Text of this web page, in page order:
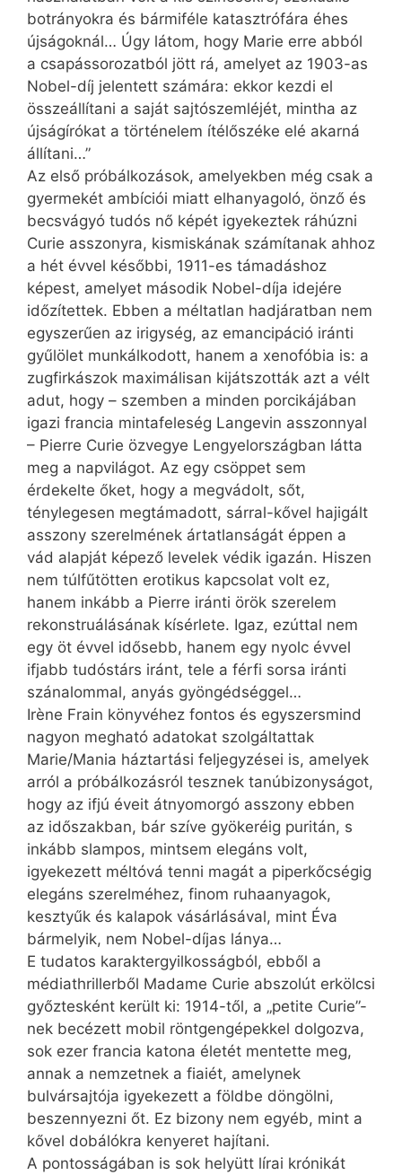
botrányokra és bármiféle katasztrófára éhes
újságoknál… Úgy látom, hogy Marie erre abból
a csapássorozatból jött rá, amelyet az 1903-as
Nobel-díj jelentett számára: ekkor kezdi el
összeállítani a saját sajtószemléjét, mintha az
újságírókat a történelem ítélőszéke elé akarná
állítani…”
Az első próbálkozások, amelyekben még csak a
gyermekét ambíciói miatt elhanyagoló, önző és
becsvágyó tudós nő képét igyekeztek ráhúzni
Curie asszonyra, kismiskának számítanak ahhoz
a hét évvel későbbi, 1911-es támadáshoz
képest, amelyet második Nobel-díja idejére
időzítettek. Ebben a méltatlan hadjáratban nem
egyszerűen az irigység, az emancipáció iránti
gyűlölet munkálkodott, hanem a xenofóbia is: a
zugfirkászok maximálisan kijátszották azt a vélt
adut, hogy – szemben a minden porcikájában
igazi francia mintafeleség Langevin asszonnyal
– Pierre Curie özvegye Lengyelországban látta
meg a napvilágot. Az egy csöppet sem
érdekelte őket, hogy a megvádolt, sőt,
ténylegesen megtámadott, sárral-kővel hajigált
asszony szerelmének ártatlanságát éppen a
vád alapját képező levelek védik igazán. Hiszen
nem túlfűtötten erotikus kapcsolat volt ez,
hanem inkább a Pierre iránti örök szerelem
rekonstruálásának kísérlete. Igaz, ezúttal nem
egy öt évvel idősebb, hanem egy nyolc évvel
ifjabb tudóstárs iránt, tele a férfi sorsa iránti
szánalommal, anyás gyöngédséggel…
Irène Frain könyvéhez fontos és egyszersmind
nagyon megható adatokat szolgáltattak
Marie/Mania háztartási feljegyzései is, amelyek
arról a próbálkozásról tesznek tanúbizonyságot,
hogy az ifjú éveit átnyomorgó asszony ebben
az időszakban, bár szíve gyökeréig puritán, s
inkább slampos, mintsem elegáns volt,
igyekezett méltóvá tenni magát a piperkőcségig
elegáns szerelméhez, finom ruhaanyagok,
kesztyűk és kalapok vásárlásával, mint Éva
bármelyik, nem Nobel-díjas lánya…
E tudatos karaktergyilkosságból, ebből a
médiathrillerből Madame Curie abszolút erkölcsi
győztesként került ki: 1914-től, a „petite Curie”-
nek becézett mobil röntgengépekkel dolgozva,
sok ezer francia katona életét mentette meg,
annak a nemzetnek a fiaiét, amelynek
bulvársajtója igyekezett a földbe döngölni,
beszennyezni őt. Ez bizony nem egyéb, mint a
kővel dobálókra kenyeret hajítani.
A pontosságában is sok helyütt lírai krónikát